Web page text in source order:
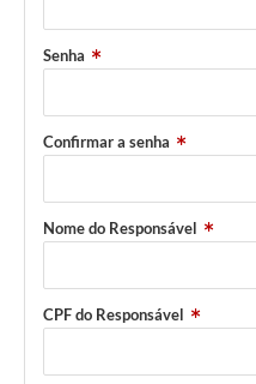
Senha
Confirmar a senha
Nome do Responsável
CPF do Responsável